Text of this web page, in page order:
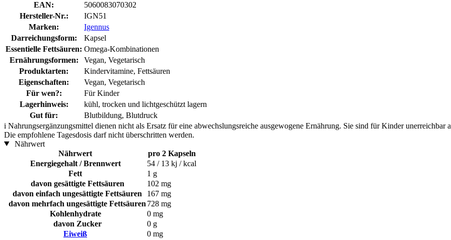
EAN:
5060083070302
Hersteller-Nr.:
IGN51
Marken:
Igennus
Darreichungsform:
Kapsel
Essentielle Fettsäuren: Omega-Kombinationen
Ernährungsformen:
Vegan, Vegetarisch
Produktarten:
Kindervitamine, Fettsäuren
Eigenschaften:
Vegan, Vegetarisch
Für wen?:
Für Kinder
Lagerhinweis:
kühl, trocken und lichtgeschützt lagern
Gut für:
Blutbildung, Blutdruck
i Nahrungsergänzungsmittel dienen nicht als Ersatz für eine abwechslungsreiche ausgewogene Ernährung. Sie sind für Kinder unerreichbar
Die empfohlene Tagesdosis darf nicht überschritten werden.
Nährwert
Nährwert
pro 2 Kapseln
Energiegehalt / Brennwert
54 / 13 kj / kcal
Fett
1 g
davon gesättigte Fettsäuren
102 mg
davon einfach ungesättigte Fettsäuren
167 mg
davon mehrfach ungesättigte Fettsäuren 728 mg
Kohlenhydrate
0 mg
davon Zucker
0 g
Eiweiß
0 mg